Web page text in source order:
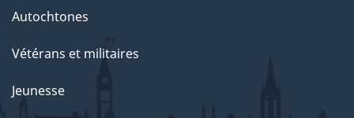
Autochtones
Vétérans et militaires
Jeunesse